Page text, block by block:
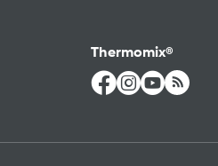
Thermomix®